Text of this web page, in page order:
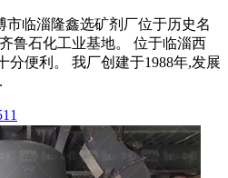
市临淄隆鑫选矿剂厂位于历史名
鲁石化工业基地。 位于临淄西
分便利。 我厂创建于1988年,发展